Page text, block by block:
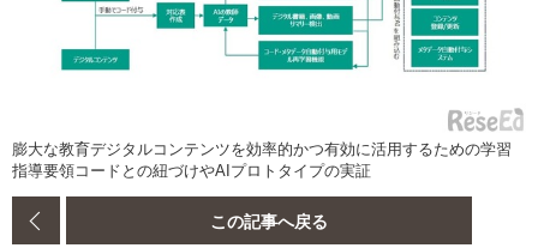
膨大な教育デジタルコンテンツを効率的かつ有効に活用するための学習
指導要領コードとの紐づけやAIプロトタイプの実証
この記事へ戻る